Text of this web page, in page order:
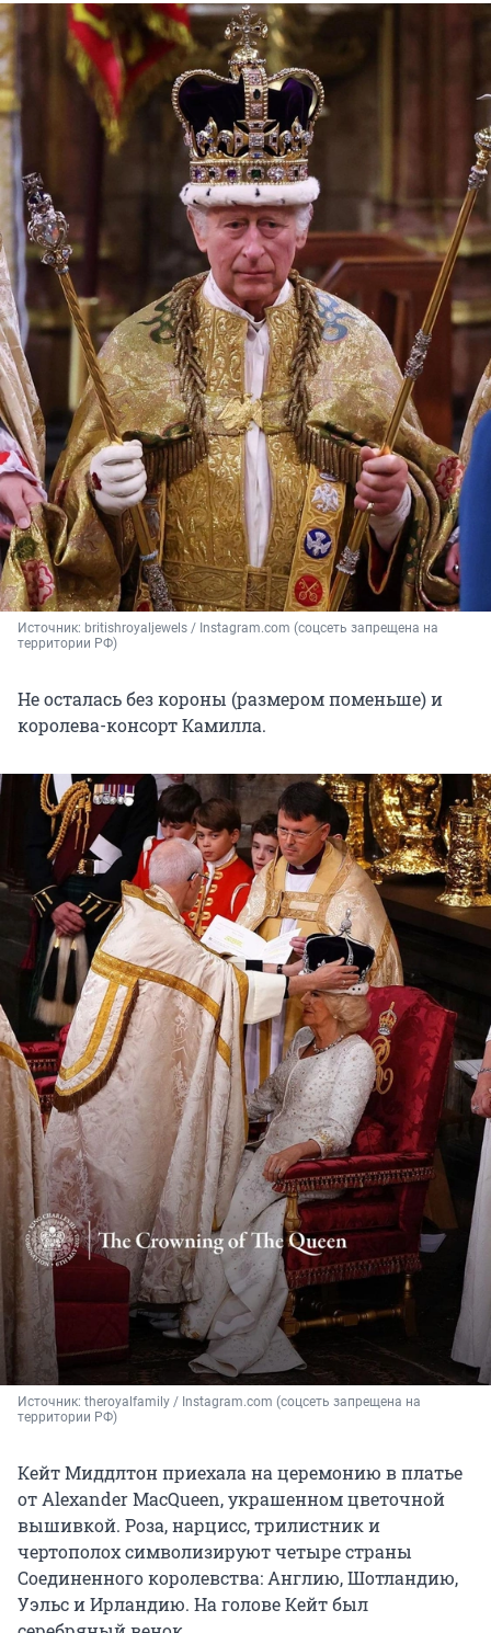
Источник: britishroyaljewels / Instagram.com (соцсеть запрещена на
территории РФ)
Не осталась без короны (размером поменьше) и
королева-консорт Камилла.
Источник: theroyalfamily / Instagram.com (соцсеть запрещена на
территории РФ)
Кейт Миддлтон приехала на церемонию в платье
от Alexander MacQueen, украшенном цветочной
вышивкой. Роза, нарцисс, трилистник и
чертополох символизируют четыре страны
Соединенного королевства: Англию, Шотландию,
Уэльс и Ирландию. На голове Кейт был